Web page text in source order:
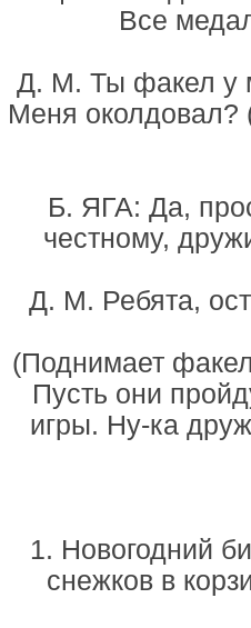
Все
Д. М. Ты факел у
Меня
Б. ЯГА: Да,
честному,
Д. М. Ребята,
(Поднимает
Пусть они
игры. Ну-ка
1. Новогодний
снежков в